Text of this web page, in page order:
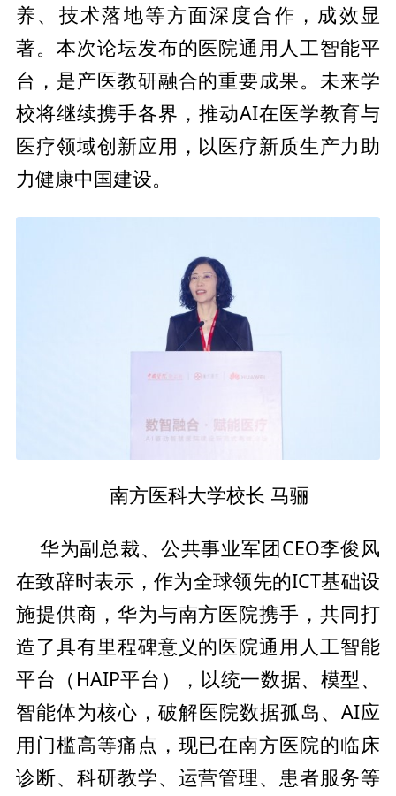
养、技术落地等方面深度合作，成效显
著。本次论坛发布的医院通用人工智能平
台，是产医教研融合的重要成果。未来学
校将继续携手各界，推动AI在医学教育与
医疗领域创新应用，以医疗新质生产力助
力健康中国建设。
南方医科大学校长 马骊
华为副总裁、公共事业军团CEO李俊风
在致辞时表示，作为全球领先的ICT基础设
施提供商，华为与南方医院携手，共同打
造了具有里程碑意义的医院通用人工智能
平台（HAIP平台），以统一数据、模型、
智能体为核心，破解医院数据孤岛、AI应
用门槛高等痛点，现已在南方医院的临床
诊断、科研教学、运营管理、患者服务等